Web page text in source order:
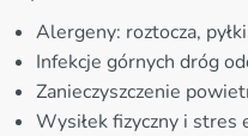
Alergeny: roztocza,
Infekcje górnych dróg
Zanieczyszczenie
Wysiłek fizyczny i stres